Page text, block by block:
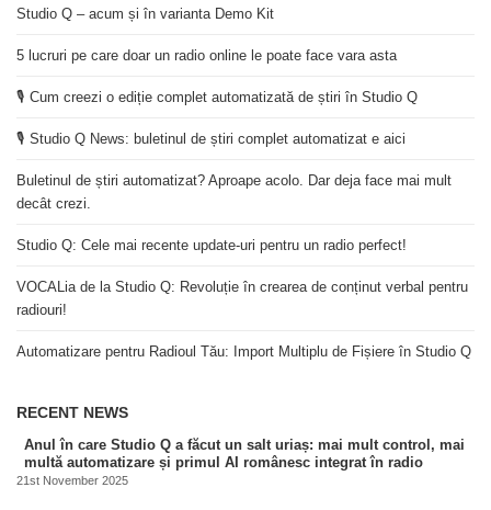
Studio Q – acum și în varianta Demo Kit
5 lucruri pe care doar un radio online le poate face vara asta
🎙️ Cum creezi o ediție complet automatizată de știri în Studio Q
🎙️ Studio Q News: buletinul de știri complet automatizat e aici
Buletinul de știri automatizat? Aproape acolo. Dar deja face mai mult
decât crezi.
Studio Q: Cele mai recente update-uri pentru un radio perfect!
VOCALia de la Studio Q: Revoluție în crearea de conținut verbal pentru
radiouri!
Automatizare pentru Radioul Tău: Import Multiplu de Fișiere în Studio Q
RECENT NEWS
Anul în care Studio Q a făcut un salt uriaș: mai mult control, mai
multă automatizare și primul AI românesc integrat în radio
21st November 2025